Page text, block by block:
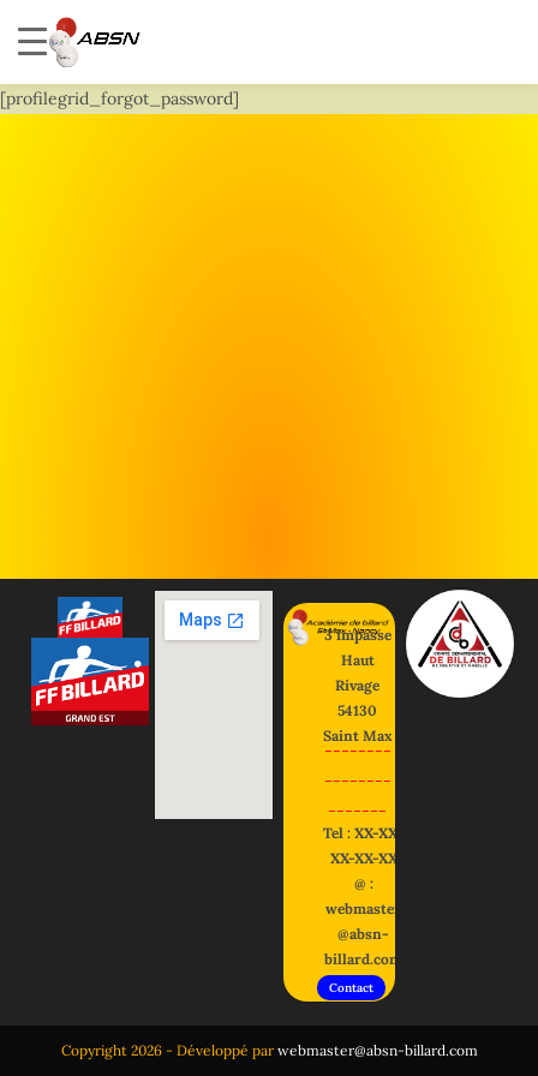
[profilegrid_forgot_password]
3 impasse
Haut
Rivage
54130
Saint Max
--------
--------
-------
Tel : XX-XX-
XX-XX-XX
@ :
webmaster
@absn-
billard.com
Contact
Copyright 2026 - Développé par webmaster@absn-billard.com